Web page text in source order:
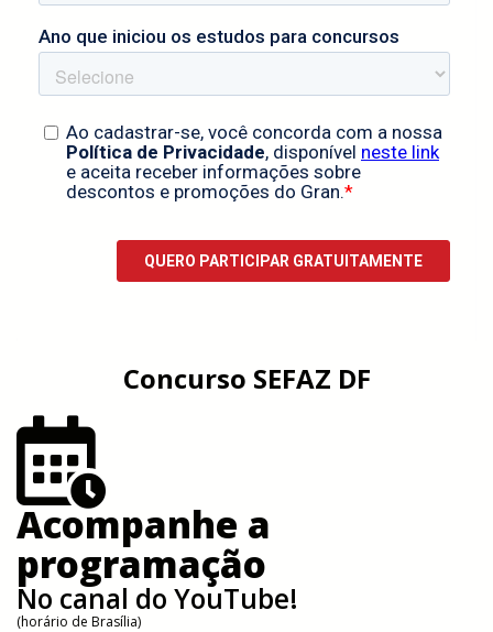
Concurso SEFAZ DF
Acompanhe a
programação
No canal do YouTube!
(horário de Brasília)